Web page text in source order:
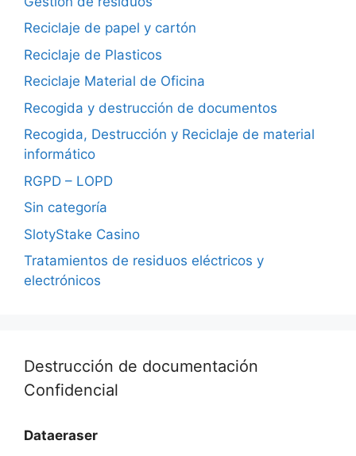
Reciclaje de papel y cartón
Reciclaje de Plasticos
Reciclaje Material de Oficina
Recogida y destrucción de documentos
Recogida, Destrucción y Reciclaje de material
informático
RGPD – LOPD
Sin categoría
SlotyStake Casino
Tratamientos de residuos eléctricos y
electrónicos
Destrucción de documentación
Confidencial
Dataeraser